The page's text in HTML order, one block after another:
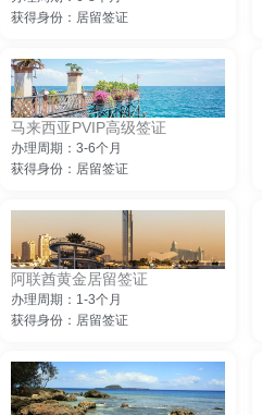
获得身份：居留签证
马来西亚PVIP高级签证
办理周期：3-6个月
获得身份：居留签证
阿联酋黄金居留签证
办理周期：1-3个月
获得身份：居留签证